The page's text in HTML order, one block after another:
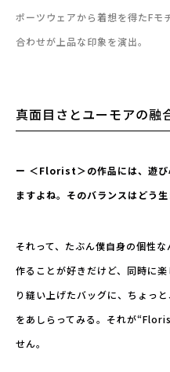
ポーツウェアから着想を得たF
合わせが上品な印象を演出。
真面目さとユーモアの融
ー ＜Florist＞の作品には、遊び
ますよね。そのバランスはどう
それって、たぶん僕自身の個性
作ることが好きだけど、同時に
り縫い上げたバッグに、ちょっ
をあしらってみる。それが
せん。